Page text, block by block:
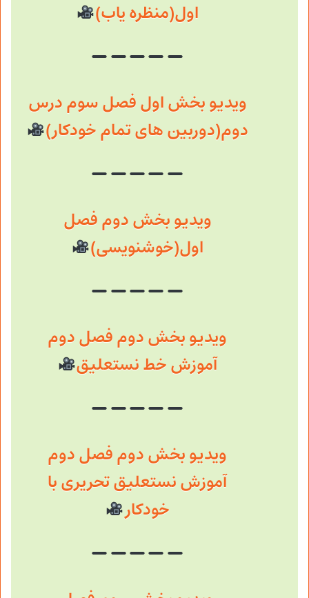
اول(منظره یاب)
ویدیو بخش اول فصل سوم درس
دوم(دوربین های تمام خودکار)
ویدیو بخش دوم فصل
اول(خوشنویسی)
ویدیو بخش دوم فصل دوم
آموزش خط نستعلیق
ویدیو بخش دوم فصل دوم
آموزش نستعلیق تحریری با
خودکار